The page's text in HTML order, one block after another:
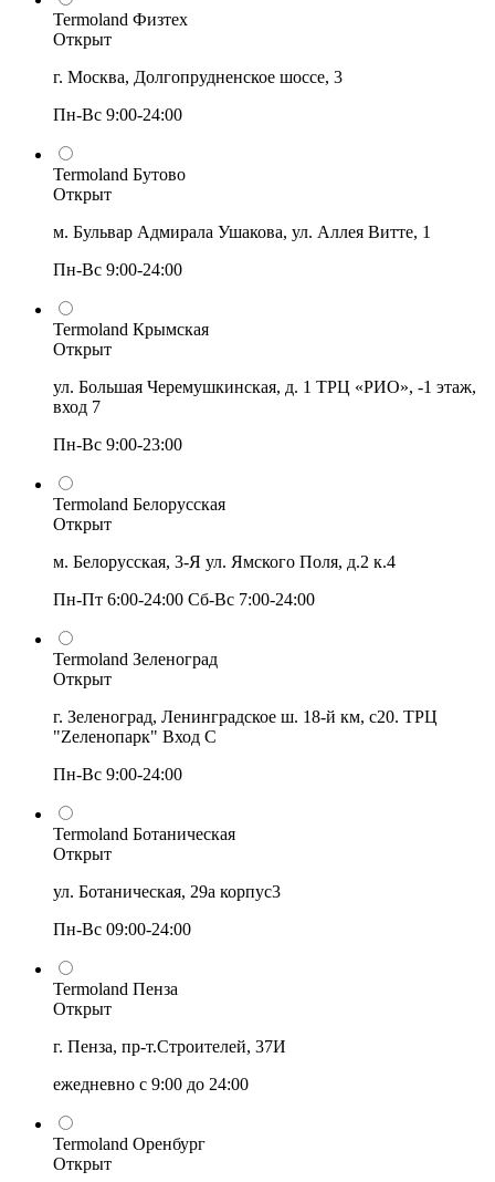
Termoland Физтех
Открыт
г. Москва, Долгопрудненское шоссе, 3
Пн-Вс 9:00-24:00
Termoland Бутово
Открыт
м. Бульвар Адмирала Ушакова, ул. Аллея Витте, 1
Пн-Вс 9:00-24:00
Termoland Крымская
Открыт
ул. Большая Черемушкинская, д. 1 ТРЦ «РИО», -1 этаж,
вход 7
Пн-Вс 9:00-23:00
Termoland Белорусская
Открыт
м. Белорусская, 3-Я ул. Ямского Поля, д.2 к.4
Пн-Пт 6:00-24:00 Сб-Вс 7:00-24:00
Termoland Зеленоград
Открыт
г. Зеленоград, Ленинградское ш. 18-й км, с20. ТРЦ
"Zеленопарк" Вход С
Пн-Вс 9:00-24:00
Termoland Ботаническая
Открыт
ул. Ботаническая, 29а корпус3
Пн-Вс 09:00-24:00
Termoland Пенза
Открыт
г. Пенза, пр-т.Строителей, 37И
ежедневно с 9:00 до 24:00
Termoland Оренбург
Открыт